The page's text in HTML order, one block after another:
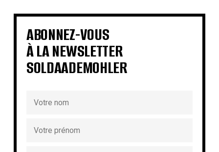
€
€ € €
€ €
ABONNEZ-VOUS
À LA NEWSLETTER
SOLDAADEMOHLER